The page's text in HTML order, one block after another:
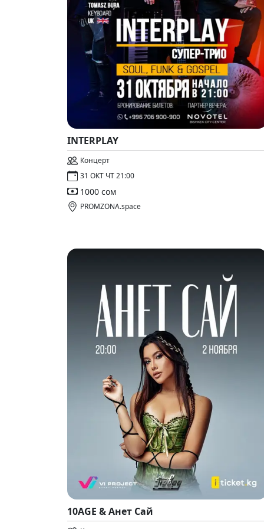
INTERPLAY
Концерт
31 ОКТ ЧТ 21:00
1000 сом
PROMZONA.space
10AGE & Анет Сай